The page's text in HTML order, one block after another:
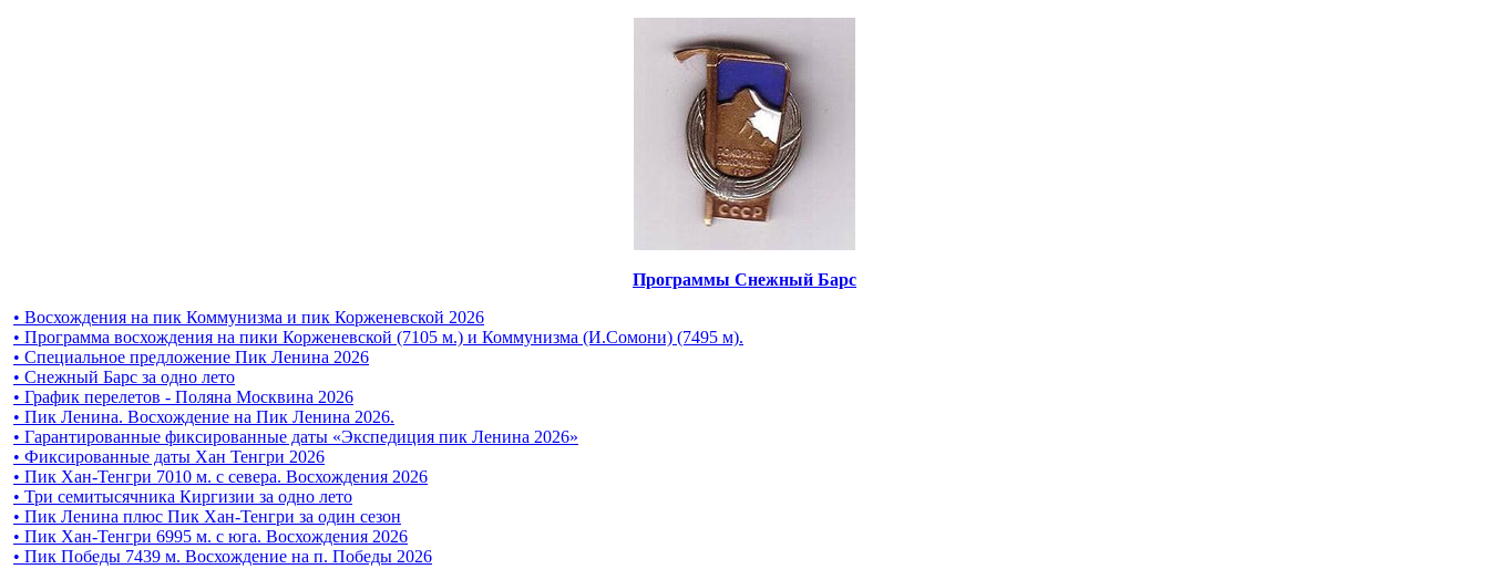
Программы Снежный Барс
• Восхождения на пик Коммунизма и пик Корженевской 2026
• Программа восхождения на пики Корженевской (7105 м.) и Коммунизма (И.Сомони) (7495 м).
• Специальное предложение Пик Ленина 2026
• Снежный Барс за одно лето
• График перелетов - Поляна Москвина 2026
• Пик Ленина. Восхождение на Пик Ленина 2026.
• Гарантированные фиксированные даты «Экспедиция пик Ленина 2026»
• Фиксированные даты Хан Тенгри 2026
• Пик Хан-Тенгри 7010 м. с севера. Восхождения 2026
• Три семитысячника Киргизии за одно лето
• Пик Ленина плюс Пик Хан-Тенгри за один сезон
• Пик Хан-Тенгри 6995 м. c юга. Восхождения 2026
• Пик Победы 7439 м. Восхождение на п. Победы 2026